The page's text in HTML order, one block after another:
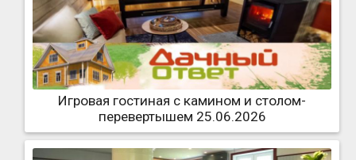
Игровая гостиная с камином и столом-
перевертышем 25.06.2026